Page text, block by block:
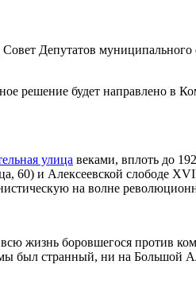
Депутатов
решение будет направлено в
улица веками, вплоть до
60) и Алексеевской слободе
на волне
жизнь боровшегося против
был странный, ни на Большой